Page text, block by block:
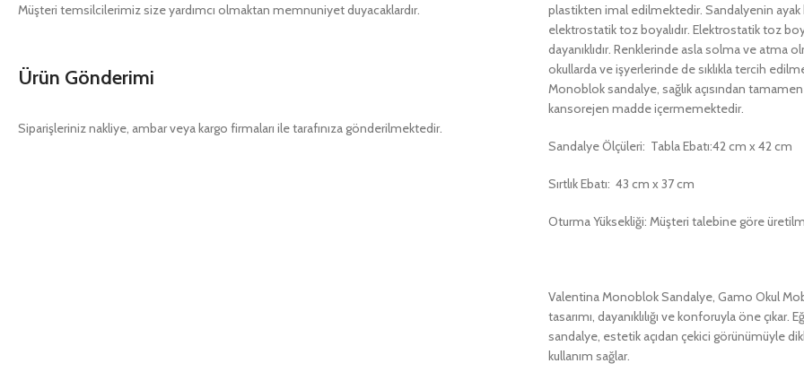
Müşteri temsilcilerimiz size yardımcı olmaktan memnuniyet duyacaklardır.
Ürün Gönderimi
Siparişleriniz nakliye, ambar veya kargo firmaları ile tarafınıza gönderilmektedir.
plastikten imal edilmektedir. Sandalyenin ayak
elektrostatik toz boyalıdır. Elektrostatik toz
dayanıklıdır. Renklerinde asla solma ve atma
okullarda ve işyerlerinde de sıklıkla tercih
Monoblok sandalye, sağlık açısından
kansorejen madde içermemektedir.
Sandalye Ölçüleri: Tabla Ebatı:42 cm x 42 cm
Sırtlık Ebatı: 43 cm x 37 cm
Oturma Yüksekliği: Müşteri talebine göre
Valentina Monoblok Sandalye, Gamo Okul
tasarımı, dayanıklılığı ve konforuyla öne
sandalye, estetik açıdan çekici görünümüyle
kullanım sağlar.